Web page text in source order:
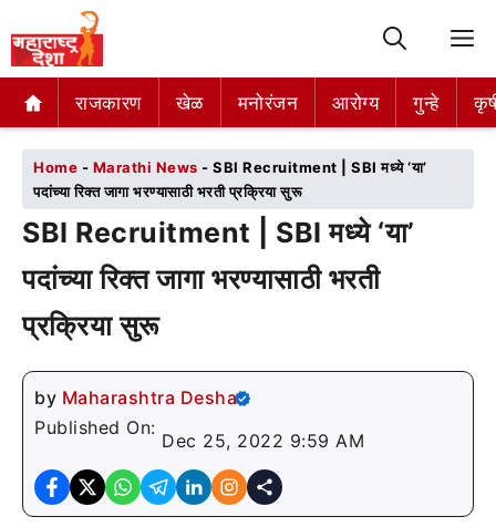
राजकारण खेळ मनोरंजन आरोग्य गुन्हे
राजकारण खेळ मनोरंजन आरोग्य गुन्हे
Home - Marathi News - SBI Recruitment | SBI मध्ये ‘या’
पदांच्या रिक्त जागा भरण्यासाठी भरती प्रक्रिया सुरू
SBI Recruitment | SBI मध्ये ‘या’
पदांच्या रिक्त जागा भरण्यासाठी भरती
प्रक्रिया सुरू
by Maharashtra Desha
Published On:
Dec 25, 2022 9:59 AM